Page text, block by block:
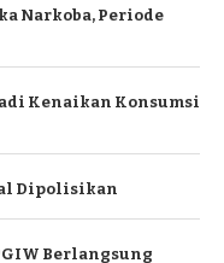
Narkoba, Periode
Kenaikan Konsumsi
Dipolisikan
Berlangsung